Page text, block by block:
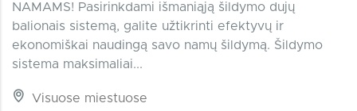
NAMAMS! Pasirinkdami išmaniąją šildymo dujų
balionais sistemą, galite užtikrinti efektyvų ir
ekonomiškai naudingą savo namų šildymą. Šildymo
sistema maksimaliai...
Visuose miestuose